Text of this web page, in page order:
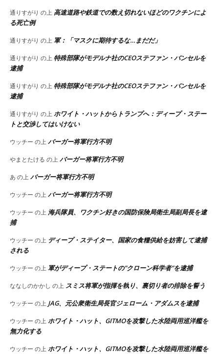
通りすがり の上 高速道路や鉄道での数え切れないほどのワクチンによ
る死亡例
通りすがり の上 軍：「マスクに期待するな…まだだ」
通りすがり の上 特殊部隊がモデルナ社のCEOステファン・バンセルを
逮捕
通りすがり の上 特殊部隊がモデルナ社のCEOステファン・バンセルを
逮捕
通りすがり の上 ホワイト・ハットからトランプへ：ディープ・ステー
トと交渉してはいけない
ウッチー の上 バーガー将軍行方不明
やまとたける の上 バーガー将軍行方不明
あ の上 バーガー将軍行方不明
ウッチー の上 バーガー将軍行方不明
ウッチー の上 海兵隊員、ワクチン好きの国防保険局衛生局副局長を逮
捕
ウッチー の上 ディープ・ステイター、国家の食糧供給を妨害して逮捕
される
ウッチー の上 軍がディープ・ステートの”クローン科学者”を逮捕
ななしのかかし の上 スミス将軍が指揮を執り、裏切り者の排除を誓う
ウッチー の上 JAG、元公衆衛生局長官ジェローム・アダムスを逮捕
ウッチー の上 ホワイト・ハット、GITMOを攻撃した水陸両用巡洋艦を
無力化する
ウッチー の上 ホワイト・ハット、GITMOを攻撃した水陸両用巡洋艦を